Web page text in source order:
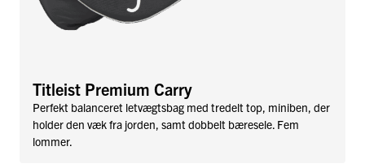
Titleist Premium Carry
Perfekt balanceret letvægtsbag med tredelt top, miniben, der
holder den væk fra jorden, samt dobbelt bæresele. Fem
lommer.